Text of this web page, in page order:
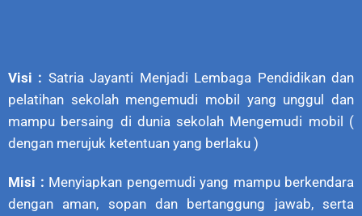
Visi : Satria Jayanti Menjadi Lembaga Pendidikan dan
pelatihan sekolah mengemudi mobil yang unggul dan
mampu bersaing di dunia sekolah Mengemudi mobil (
dengan merujuk ketentuan yang berlaku )
Misi : Menyiapkan pengemudi yang mampu berkendara
dengan aman, sopan dan bertanggung jawab, serta